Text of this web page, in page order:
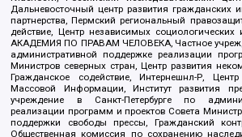
Дальневосточный центр развития гражданских
партнерства, Пермский региональный
действие, Центр независимых социологических
АКАДЕМИЯ ПО ПРАВАМ ЧЕЛОВЕКА, Частное
административной поддержке реализации
Министров северных стран, Центр развития
Гражданское содействие, Интернешнл-Р,
Массовой Информации, Институт развития
учреждение в Санкт-Петербурге по
реализации программ и проектов Совета
поддержки свободы прессы, Гражданский
Общественная комиссия по сохранению